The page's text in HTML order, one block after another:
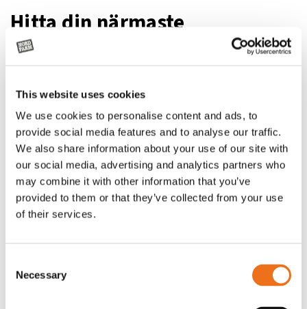
This website uses cookies
We use cookies to personalise content and ads, to
provide social media features and to analyse our traffic.
We also share information about your use of our site with
our social media, advertising and analytics partners who
may combine it with other information that you’ve
provided to them or that they’ve collected from your use
of their services.
Selection
Necessary
Hitta din närmaste
återförsäljare
engagerade återförsäljare över hela Sverige. Här kan du hitta
de som är närmast dig.
Hitta närmaste
återförsäljare
Visa på Google
Maps